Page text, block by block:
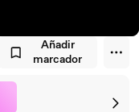
Añadir
marcador